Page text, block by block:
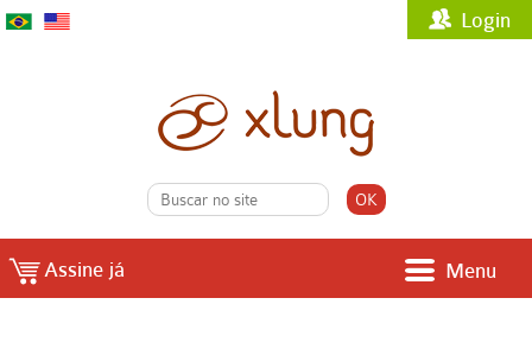
Login
Assine já Menu